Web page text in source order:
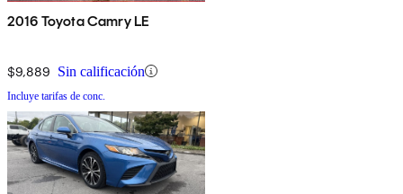
2016 Toyota Camry LE
$9,889 Sin calificación
Incluye tarifas de conc.